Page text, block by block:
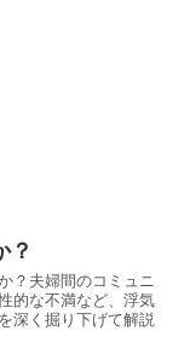
？
？夫婦間のコミュニ
的な不満など、浮気
深く掘り下げて解説